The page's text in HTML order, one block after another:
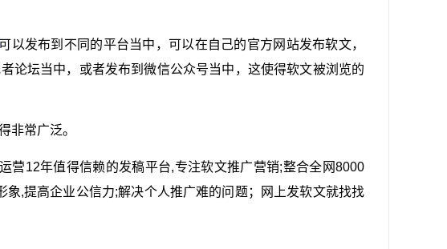
以发布到不同的平台当中，可以在自己的官方网站发布软文，
论坛当中，或者发布到微信公众号当中，这使得软文被浏览的
非常广泛。
营12年值得信赖的发稿平台,专注软文推广营销;整合全网8000
,提高企业公信力;解决个人推广难的问题；网上发软文就找找